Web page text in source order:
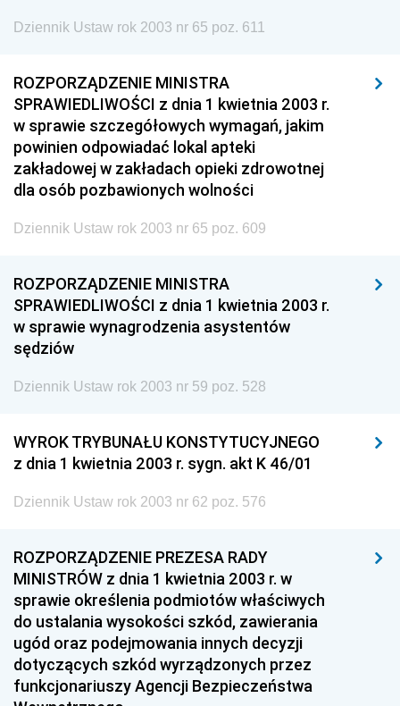
Dziennik Ustaw rok 2003 nr 65 poz. 611
ROZPORZĄDZENIE MINISTRA
SPRAWIEDLIWOŚCI z dnia 1 kwietnia 2003 r.
w sprawie szczegółowych wymagań, jakim
powinien odpowiadać lokal apteki
zakładowej w zakładach opieki zdrowotnej
dla osób pozbawionych wolności
Dziennik Ustaw rok 2003 nr 65 poz. 609
ROZPORZĄDZENIE MINISTRA
SPRAWIEDLIWOŚCI z dnia 1 kwietnia 2003 r.
w sprawie wynagrodzenia asystentów
sędziów
Dziennik Ustaw rok 2003 nr 59 poz. 528
WYROK TRYBUNAŁU KONSTYTUCYJNEGO
z dnia 1 kwietnia 2003 r. sygn. akt K 46/01
Dziennik Ustaw rok 2003 nr 62 poz. 576
ROZPORZĄDZENIE PREZESA RADY
MINISTRÓW z dnia 1 kwietnia 2003 r. w
sprawie określenia podmiotów właściwych
do ustalania wysokości szkód, zawierania
ugód oraz podejmowania innych decyzji
dotyczących szkód wyrządzonych przez
funkcjonariuszy Agencji Bezpieczeństwa